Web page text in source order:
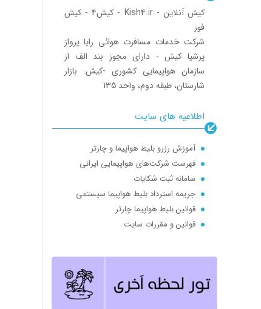
‎کیش آنلاین - Kish4.ir - کیش4 - کیش
فور
‎شرکت خدمات مسافرت هوائی رایا پرواز
پرشیا کیش - دارای مجوز بند الف از
سازمان هواپیمایی کشوری ‎-کیش: بازار
شارستان، طبقه دوم، واحد 135
اطلاعیه های سایت
جریمه استرداد بلیط هواپیما سیستمی
کیش4- کیش 4 - کیش 4 دات کام- کیش آنلاین دات کام-بلیط لحظه آخری-kish4.com
آموزش رزرو بلیط هواپیما و چارتر
فهرست شرکت‌های هواپیمایی ایرانی
سامانه ثبت شکایات
جریمه استرداد بلیط هواپیما سیستمی
قوانین بلیط هواپیما چارتر
قوانین و مقررات سایت